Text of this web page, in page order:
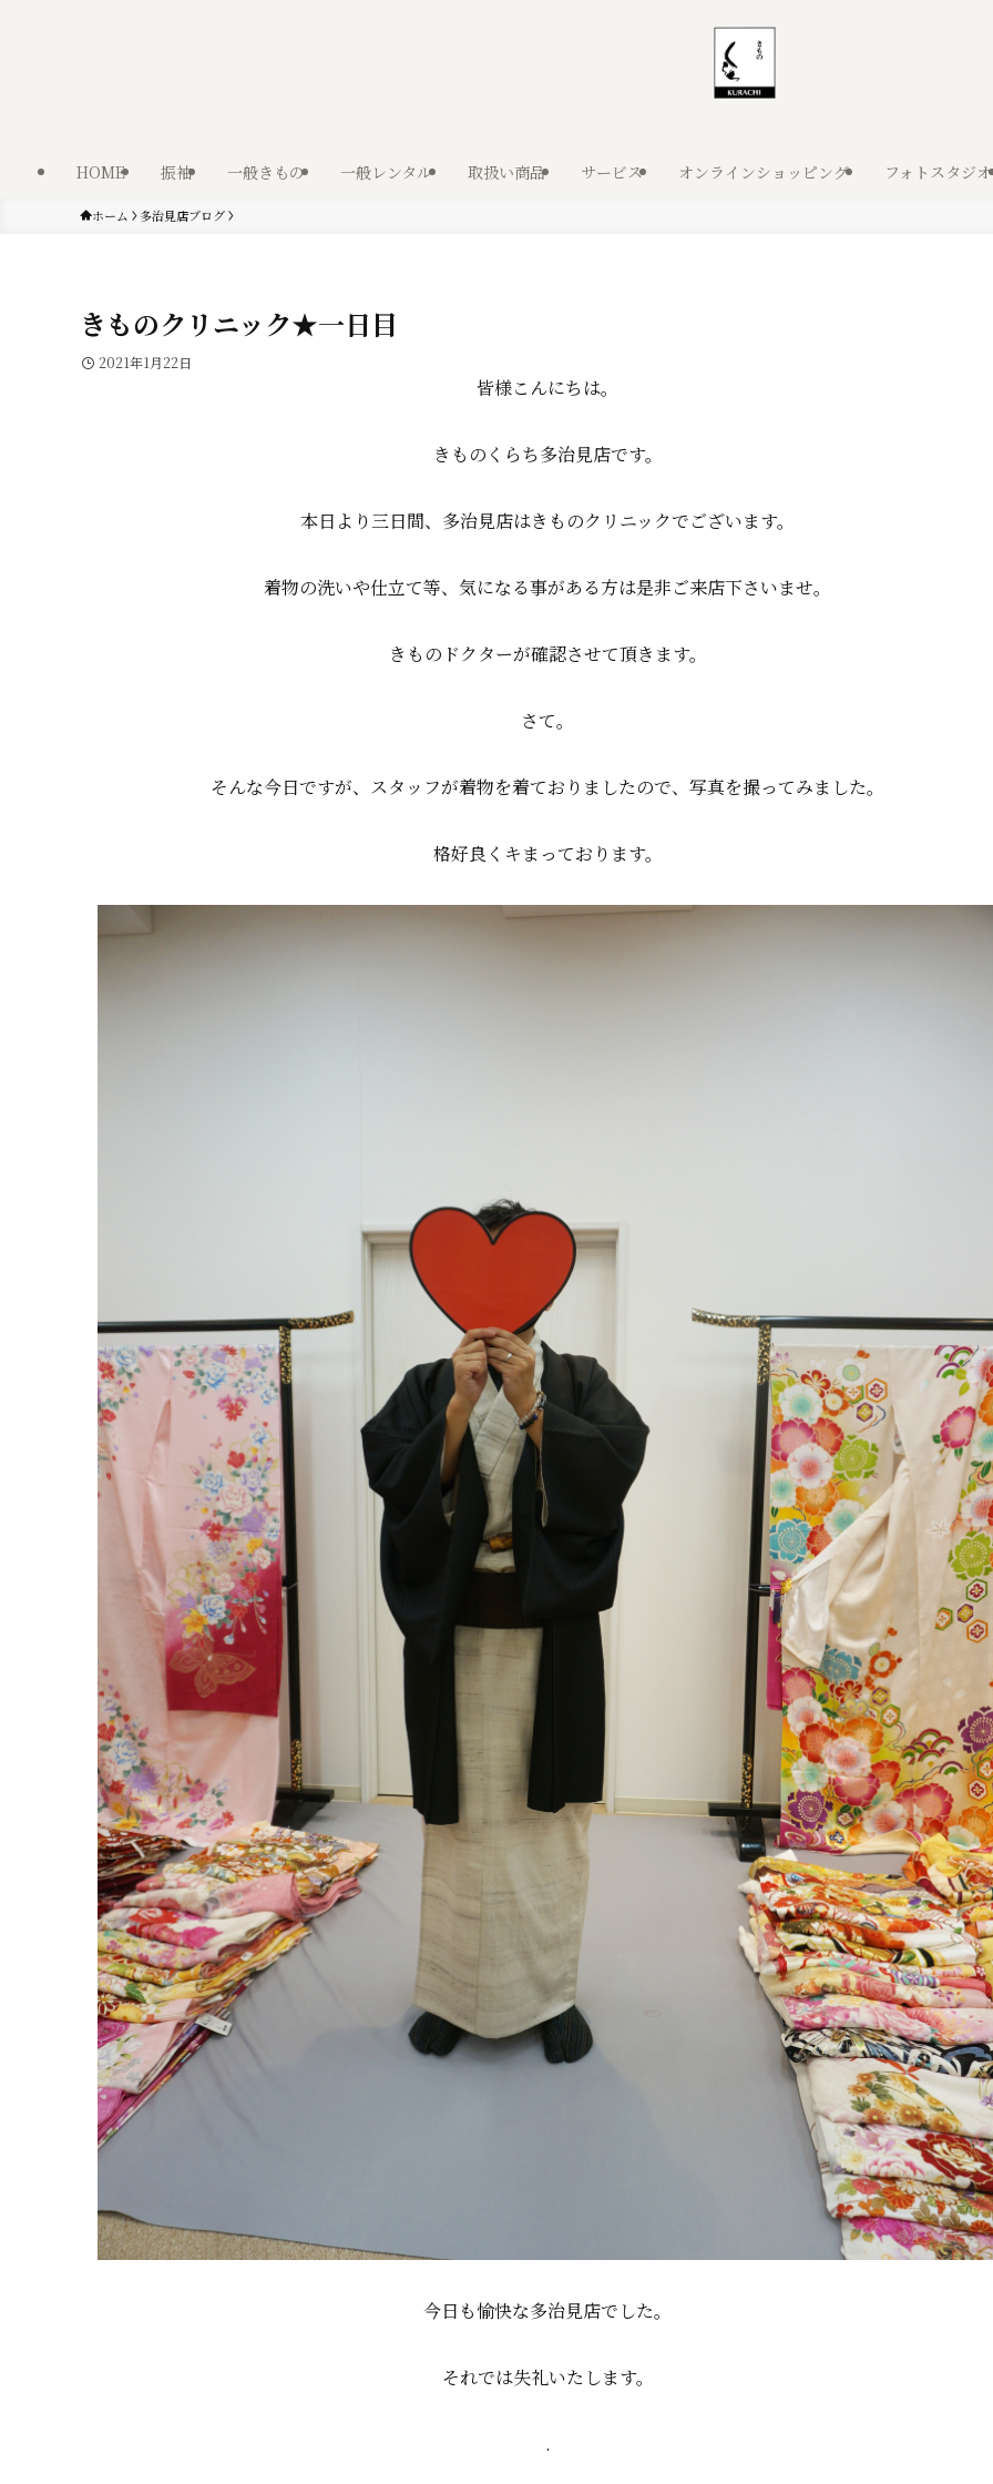
HOME 振袖 一般きもの 一般レンタル 取扱い商品 サービス オンラインショッピング フォトスタジオ
ホーム 多治見店ブログ
きものクリニック★一日目
2021年1月22日
皆様こんにちは。
きものくらち多治見店です。
本日より三日間、多治見店はきものクリニックでございます。
着物の洗いや仕立て等、気になる事がある方は是非ご来店下さいませ。
きものドクターが確認させて頂きます。
さて。
そんな今日ですが、スタッフが着物を着ておりましたので、写真を撮ってみました。
格好良くキまっております。
今日も愉快な多治見店でした。
それでは失礼いたします。
.